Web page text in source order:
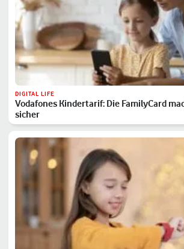
DIGITAL LIFE
Vodafones Kindertarif: Die FamilyCard
sicher